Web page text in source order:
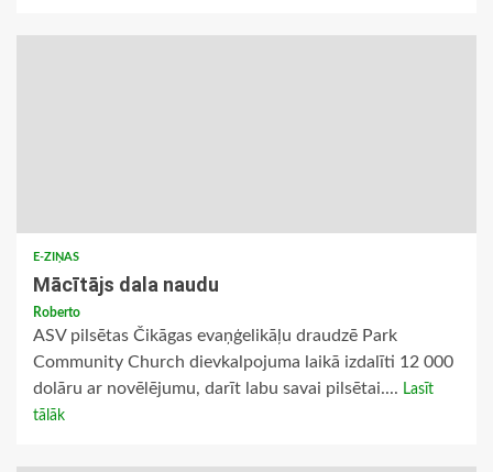
E-ZIŅAS
Mācītājs dala naudu
Roberto
ASV pilsētas Čikāgas evaņģelikāļu draudzē Park
Community Church dievkalpojuma laikā izdalīti 12 000
dolāru ar novēlējumu, darīt labu savai pilsētai.... Lasīt
tālāk